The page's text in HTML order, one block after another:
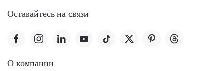
Оставайтесь на связи
O компании